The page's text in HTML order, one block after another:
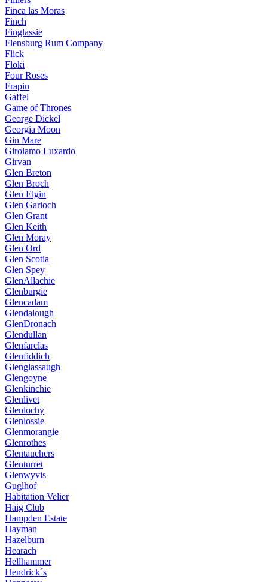
Finca las Moras
Finch
Finglassie
Flensburg Rum Company
Flick
Floki
Four Roses
Frapin
Gaffel
Game of Thrones
George Dickel
Georgia Moon
Gin Mare
Girolamo Luxardo
Girvan
Glen Breton
Glen Broch
Glen Elgin
Glen Garioch
Glen Grant
Glen Keith
Glen Moray
Glen Ord
Glen Scotia
Glen Spey
GlenAllachie
Glenburgie
Glencadam
Glendalough
GlenDronach
Glendullan
Glenfarclas
Glenfiddich
Glenglassaugh
Glengoyne
Glenkinchie
Glenlivet
Glenlochy
Glenlossie
Glenmorangie
Glenrothes
Glentauchers
Glenturret
Glenwyvis
Guglhof
Habitation Velier
Haig Club
Hampden Estate
Hayman
Hazelburn
Hearach
Hellhammer
Hendrick´s